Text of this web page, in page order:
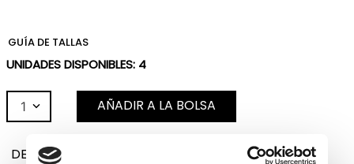
GUÍA DE TALLAS
UNIDADES DISPONIBLES: 4
1 AÑADIR A LA BOLSA
DESCRIPCIÓN